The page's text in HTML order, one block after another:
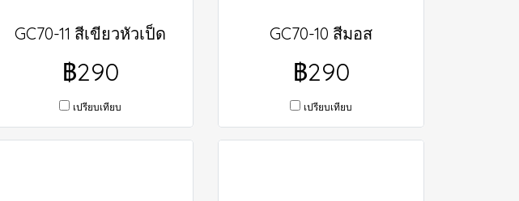
GC70-11 สีเขียวหัวเป็ด
฿290
เปรียบเทียบ
GC70-10 สีมอส
฿290
เปรียบเทียบ